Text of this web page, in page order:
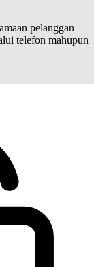
pelanggan
telefon mahupun